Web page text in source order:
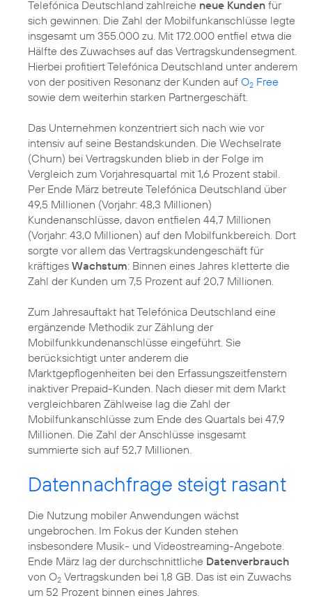
Telefónica Deutschland zahlreiche neue Kunden für
sich gewinnen. Die Zahl der Mobilfunkanschlüsse legte
insgesamt um 355.000 zu. Mit 172.000 entfiel etwa die
Hälfte des Zuwachses auf das Vertragskundensegment.
Hierbei profitiert Telefónica Deutschland unter anderem
von der positiven Resonanz der Kunden auf O2 Free
sowie dem weiterhin starken Partnergeschäft.
Das Unternehmen konzentriert sich nach wie vor
intensiv auf seine Bestandskunden. Die Wechselrate
(Churn) bei Vertragskunden blieb in der Folge im
Vergleich zum Vorjahresquartal mit 1,6 Prozent stabil.
Per Ende März betreute Telefónica Deutschland über
49,5 Millionen (Vorjahr: 48,3 Millionen)
Kundenanschlüsse, davon entfielen 44,7 Millionen
(Vorjahr: 43,0 Millionen) auf den Mobilfunkbereich. Dort
sorgte vor allem das Vertragskundengeschäft für
kräftiges Wachstum: Binnen eines Jahres kletterte die
Zahl der Kunden um 7,5 Prozent auf 20,7 Millionen.
Zum Jahresauftakt hat Telefónica Deutschland eine
ergänzende Methodik zur Zählung der
Mobilfunkkundenanschlüsse eingeführt. Sie
berücksichtigt unter anderem die
Marktgepflogenheiten bei den Erfassungszeitfenstern
inaktiver Prepaid-Kunden. Nach dieser mit dem Markt
vergleichbaren Zählweise lag die Zahl der
Mobilfunkanschlüsse zum Ende des Quartals bei 47,9
Millionen. Die Zahl der Anschlüsse insgesamt
summierte sich auf 52,7 Millionen.
Datennachfrage steigt rasant
Die Nutzung mobiler Anwendungen wächst
ungebrochen. Im Fokus der Kunden stehen
insbesondere Musik- und Videostreaming-Angebote.
Ende März lag der durchschnittliche Datenverbrauch
von O2 Vertragskunden bei 1,8 GB. Das ist ein Zuwachs
um 52 Prozent binnen eines Jahres.